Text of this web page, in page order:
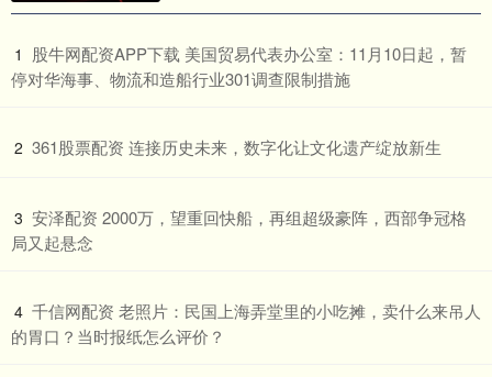
1 ​股牛网配资APP下载 美国贸易代表办公室：11月10日起，暂
停对华海事、物流和造船行业301调查限制措施
2 ​361股票配资 连接历史未来，数字化让文化遗产绽放新生
3 ​安泽配资 2000万，望重回快船，再组超级豪阵，西部争冠格
局又起悬念
4 ​千信网配资 老照片：民国上海弄堂里的小吃摊，卖什么来吊人
的胃口？当时报纸怎么评价？